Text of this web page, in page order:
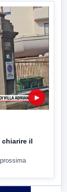
▶
chiarire il